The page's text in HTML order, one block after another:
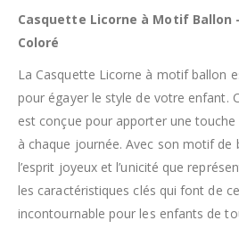
Casquette Licorne à Motif Ballon
Coloré
La Casquette Licorne à motif ballon
pour égayer le style de votre enfant.
est conçue pour apporter une
à chaque journée. Avec son motif de
l’esprit joyeux et l’unicité que
les caractéristiques clés qui font de
incontournable pour les enfants de